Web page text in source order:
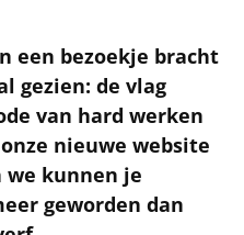
een bezoekje bracht
gezien: de vlag
van hard werken
nieuwe website
we kunnen je
geworden dan